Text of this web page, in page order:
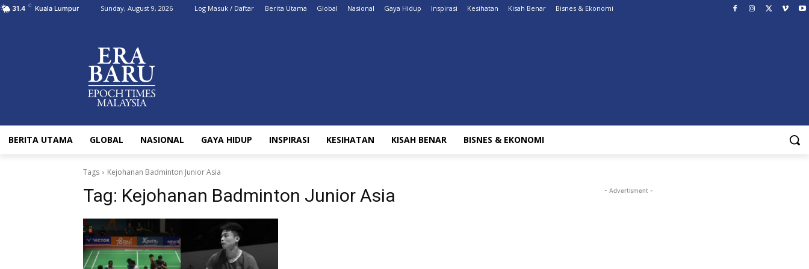
31.4 C Kuala Lumpur Sunday, August 9, 2026 Log Masuk / Daftar Berita Utama Global Nasional Gaya Hidup Inspirasi Kesihatan Kisah Benar Bisnes & Ekonomi
BERITA UTAMA GLOBAL NASIONAL GAYA HIDUP INSPIRASI KESIHATAN KISAH BENAR BISNES & EKONOMI
Tags Kejohanan Badminton Junior Asia
Tag: Kejohanan Badminton Junior Asia - Advertisment -